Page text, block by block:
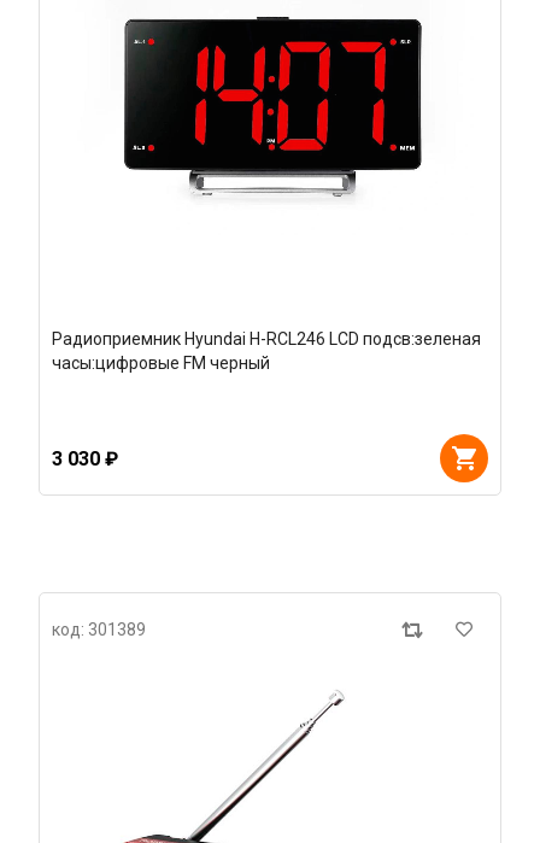
Радиоприемник Hyundai H-RCL246 LCD подсв:зеленая
часы:цифровые FM черный
3 030 ₽
код: 301389